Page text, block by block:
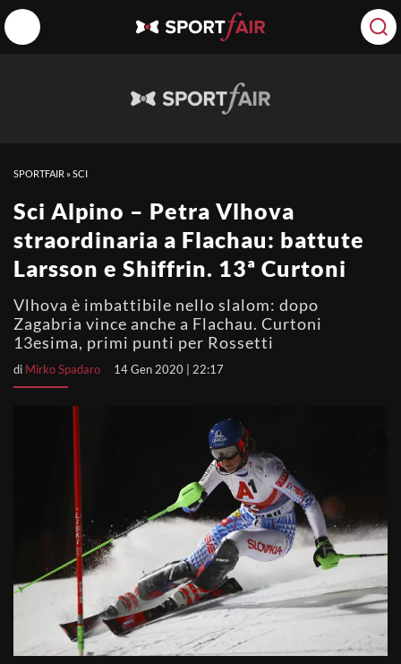
SPORTFAIR »SCI
Sci Alpino – Petra Vlhova
straordinaria a Flachau: battute
Larsson e Shiffrin. 13ª Curtoni
Vlhova è imbattibile nello slalom: dopo
Zagabria vince anche a Flachau. Curtoni
13esima, primi punti per Rossetti
di Mirko Spadaro 14 Gen 2020 | 22:17